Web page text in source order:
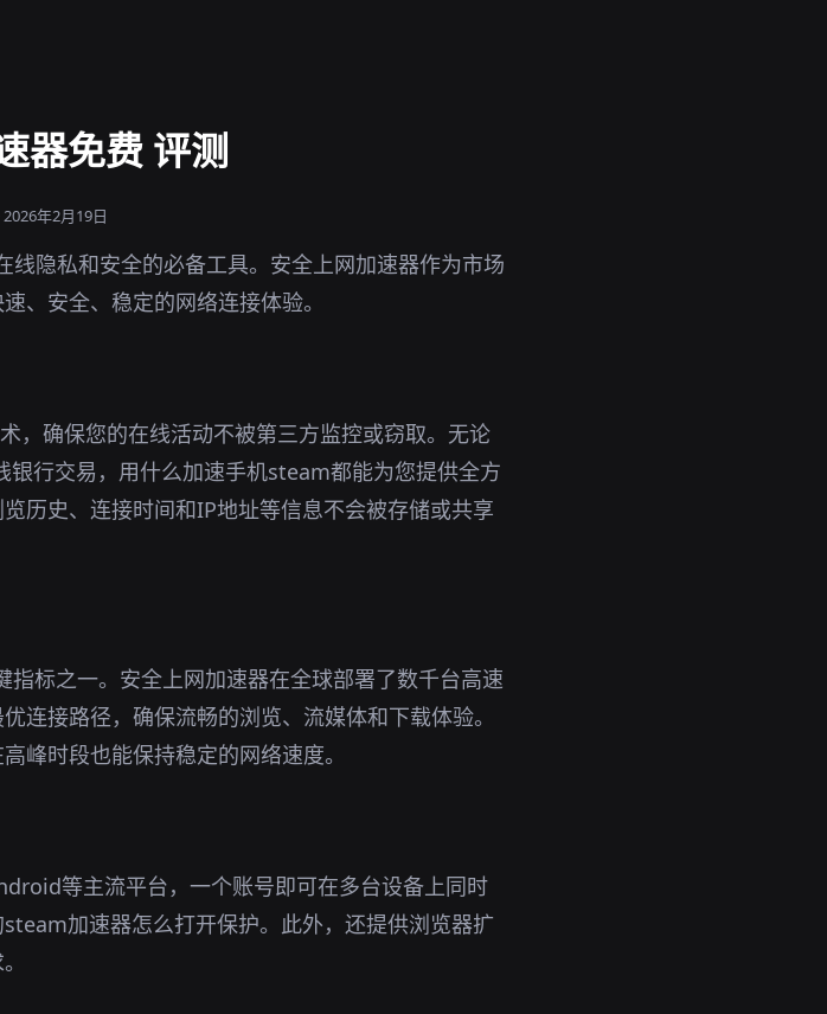
器免费 评测
年2月19日
隐私和安全的必备工具。安全上网加速器作为市场
、安全、稳定的网络连接体验。
，确保您的在线活动不被第三方监控或窃取。无论
行交易，用什么加速手机steam都能为您提供全方
历史、连接时间和IP地址等信息不会被存储或共享
标之一。安全上网加速器在全球部署了数千台高速
连接路径，确保流畅的浏览、流媒体和下载体验。
峰时段也能保持稳定的网络速度。
等主流平台，一个账号即可在多台设备上同时
加速器怎么打开保护。此外，还提供浏览器扩